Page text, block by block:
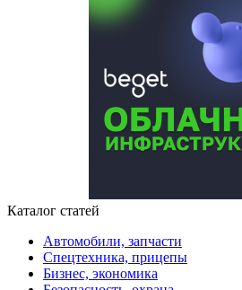
Каталог статей
Автомобили, запчасти
Спецтехника, прицепы
Бизнес, экономика